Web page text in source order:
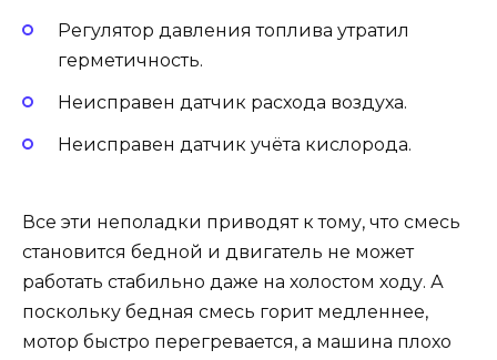
Регулятор давления топлива утратил
герметичность.
Неисправен датчик расхода воздуха.
Неисправен датчик учёта кислорода.
Все эти неполадки приводят к тому, что смесь
становится бедной и двигатель не может
работать стабильно даже на холостом ходу. А
поскольку бедная смесь горит медленнее,
мотор быстро перегревается, а машина плохо